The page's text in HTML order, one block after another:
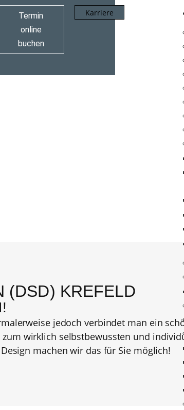
Termin
online
buchen
Karriere
DAUERHAFTE
UND IHR SCHÖNSTES
(DSD) KREFELD
jedoch verbindet man ein
wirklich selbstbewussten und
machen wir das für Sie möglich!